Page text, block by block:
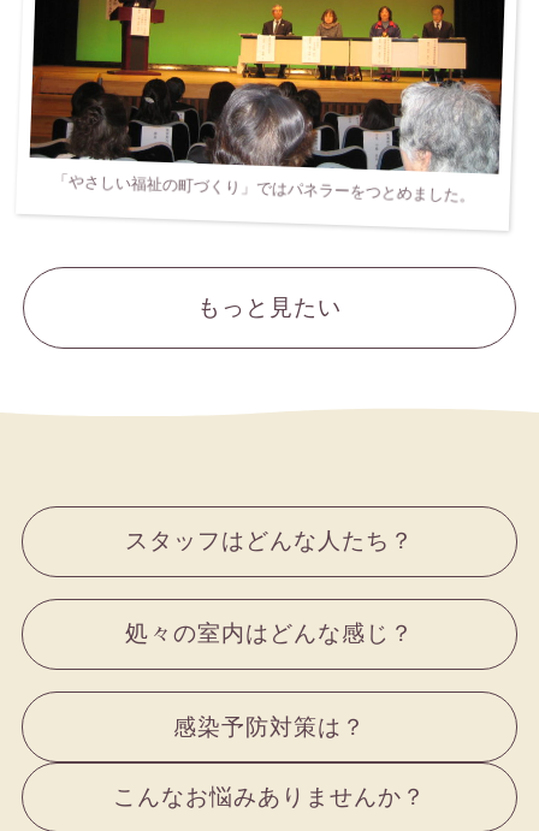
「やさしい福祉の町づくり」ではパネラーをつとめました。
もっと見たい
スタッフはどんな人たち？
処々の室内はどんな感じ？
感染予防対策は？
こんなお悩みありませんか？